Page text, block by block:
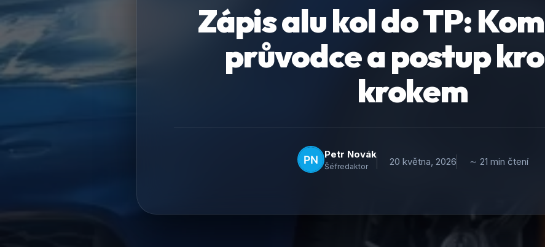
Zápis alu kol do TP:
průvodce a postup
krokem
Petr Novák
Šéfredaktor 20 května, 2026 ∼ 21 min čtení